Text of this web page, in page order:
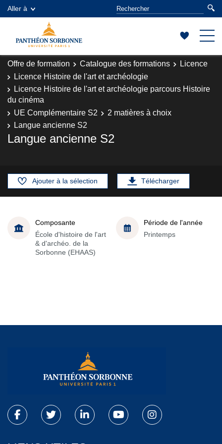
Aller à
Offre de formation Catalogue des formations
Licence
Licence Histoire de l'art et archéologie
Licence Histoire de l'art et archéologie parcours Histoire
du cinéma
UE Complémentaire S2
2 matières à choix
Langue ancienne S2
Langue ancienne S2
Ajouter à la sélection Télécharger
Composante
École d'histoire de l'art
& d'archéo. de la
Sorbonne (EHAAS)
Période de l'année
Printemps